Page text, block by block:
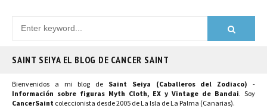
SAINT SEIYA EL BLOG DE CANCER SAINT
Bienvenidos a mi blog de Saint Seiya (Caballeros del Zodiaco) -
Información sobre figuras Myth Cloth, EX y Vintage de Bandai. Soy
CancerSaint coleccionista desde 2005 de La Isla de La Palma (Canarias).